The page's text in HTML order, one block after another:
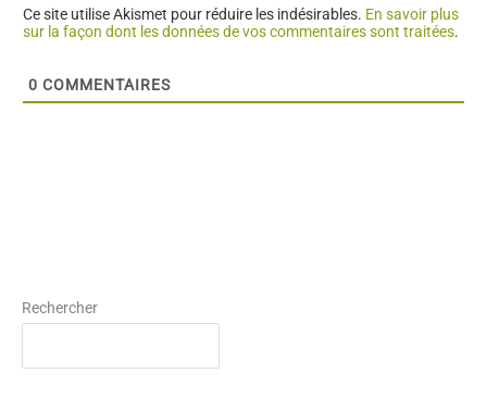
Ce site utilise Akismet pour réduire les indésirables. En savoir plus
sur la façon dont les données de vos commentaires sont traitées.
0 COMMENTAIRES
Rechercher